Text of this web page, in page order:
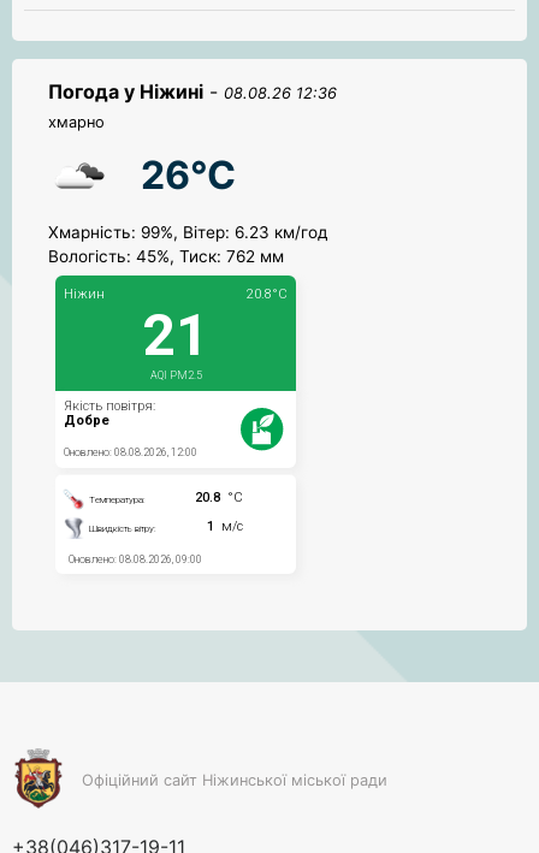
Погода у Ніжині - 08.08.26 12:36
хмарно
26°C
Хмарність: 99%, Вітер: 6.23 км/год
Вологість: 45%, Тиск: 762 мм
Офіційний сайт Ніжинської міської ради
+38(046)317-19-11